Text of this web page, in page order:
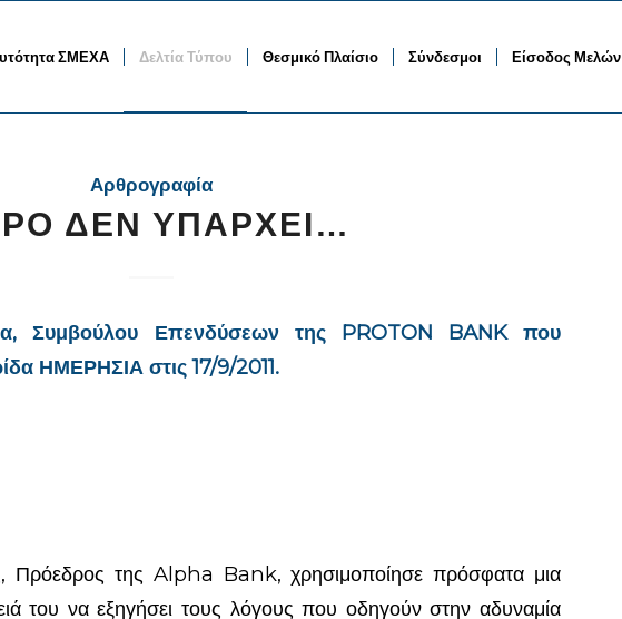
ΣΜΕΧΑ Δελτία Τύπου Θεσμικό Πλαίσιο Σύνδεσμοι Είσοδος Μελών
Αρθρογραφία
ΔΕΝ ΥΠΑΡΧΕΙ…
Συμβούλου Επενδύσεων της PROTON BANK που
ΗΜΕΡΗΣΙΑ στις 17/9/2011.
της Alpha Bank, χρησιμοποίησε πρόσφατα μια
του να εξηγήσει τους λόγους που οδηγούν στην αδυναμία